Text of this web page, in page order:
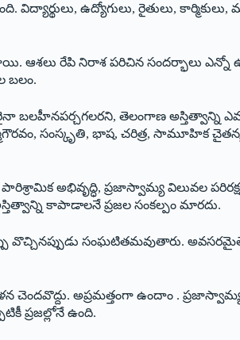
ఉద్యోగులు, రైతులు,
ఆశలు రేపి నిరాశ పరిచిన సందర్భాలు
బలం.
ఎవరైనా బలహీనపర్చగలరని, తెలంగాణ
సంస్కృతి, భాష, చరిత్ర, సామూహిక
అభివృద్ధి, ప్రజాస్వామ్య విలువల
కాపాడాలనే ప్రజల సంకల్పం మారదు.
వొచ్చినప్పుడు సంఘటితమవుతారు.
అప్రమత్తంగా ఉందాం . ప్రజాస్వామ్య
ప్రజల్లోనే ఉంది.